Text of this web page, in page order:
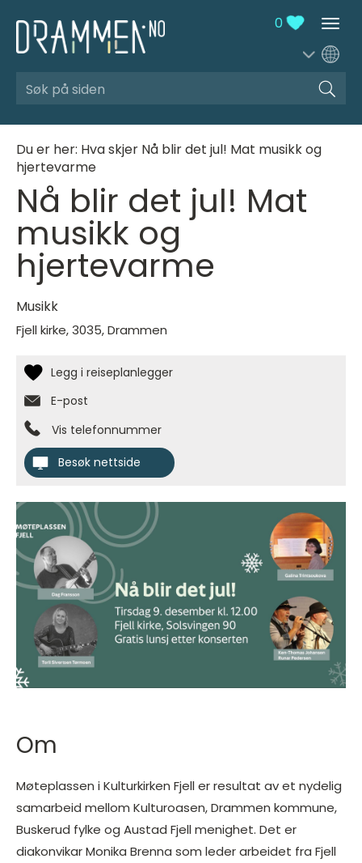
0
Søk
Du er her: Hva skjer Nå blir det jul! Mat musikk og
hjertevarme
Nå blir det jul! Mat
musikk og
hjertevarme
Musikk
Fjell kirke,3035,Drammen
E-post
Vis telefonnummer
Besøk nettside
Om
Møteplassen i Kulturkirken Fjell er resultat av et nydelig
samarbeid mellom Kulturoasen, Drammen kommune,
Buskerud fylke og Austad Fjell menighet. Det er
diakonvikar Monika Brenna som leder arbeidet fra Fjell